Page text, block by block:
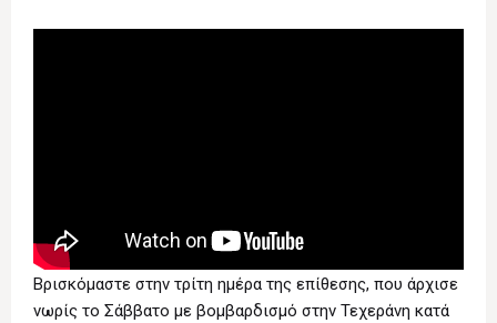
Βρισκόμαστε στην τρίτη ημέρα της επίθεσης, που άρχισε
νωρίς το Σάββατο με βομβαρδισμό στην Τεχεράνη κατά